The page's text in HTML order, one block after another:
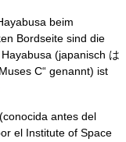
beim
Bordseite sind die
(japanisch は
C“ genannt) ist
antes del
el Institute of Space